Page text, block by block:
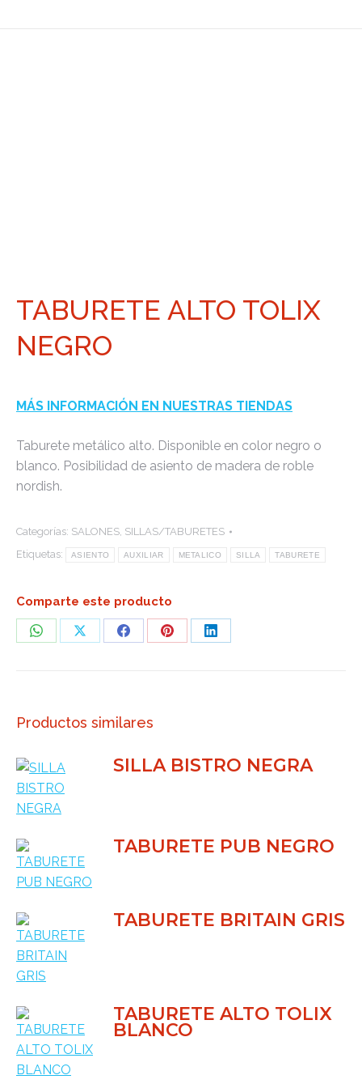
TABURETE ALTO TOLIX
NEGRO
MÁS INFORMACIÓN EN NUESTRAS TIENDAS
Taburete metálico alto. Disponible en color negro o
blanco. Posibilidad de asiento de madera de roble
nordish.
Categorías: SALONES, SILLAS/TABURETES
Etiquetas:
ASIENTO AUXILIAR METALICO SILLA TABURETE
Comparte este producto
Share
Share
Share
Share
Share
Productos similares
SILLA BISTRO NEGRA
TABURETE PUB NEGRO
TABURETE BRITAIN GRIS
TABURETE ALTO TOLIX
BLANCO